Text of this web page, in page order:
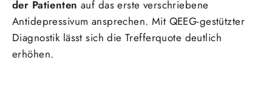
der Patienten auf das erste verschriebene
Antidepressivum ansprechen. Mit QEEG-gestützter
Diagnostik lässt sich die Trefferquote deutlich
erhöhen.